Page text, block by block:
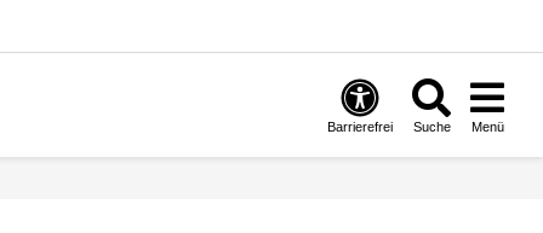
Barrierefrei Suche Menü